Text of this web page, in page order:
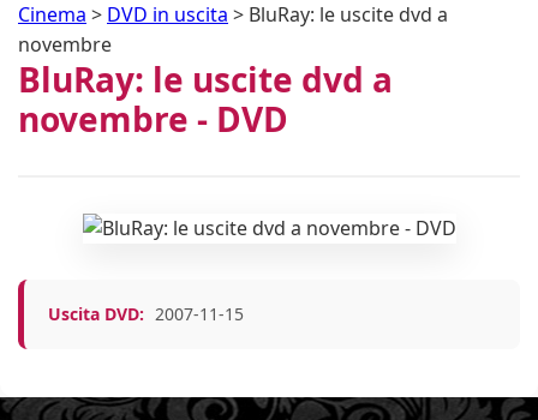
Cinema > DVD in uscita > BluRay: le uscite dvd a
novembre
BluRay: le uscite dvd a
novembre - DVD
Uscita DVD: 2007-11-15